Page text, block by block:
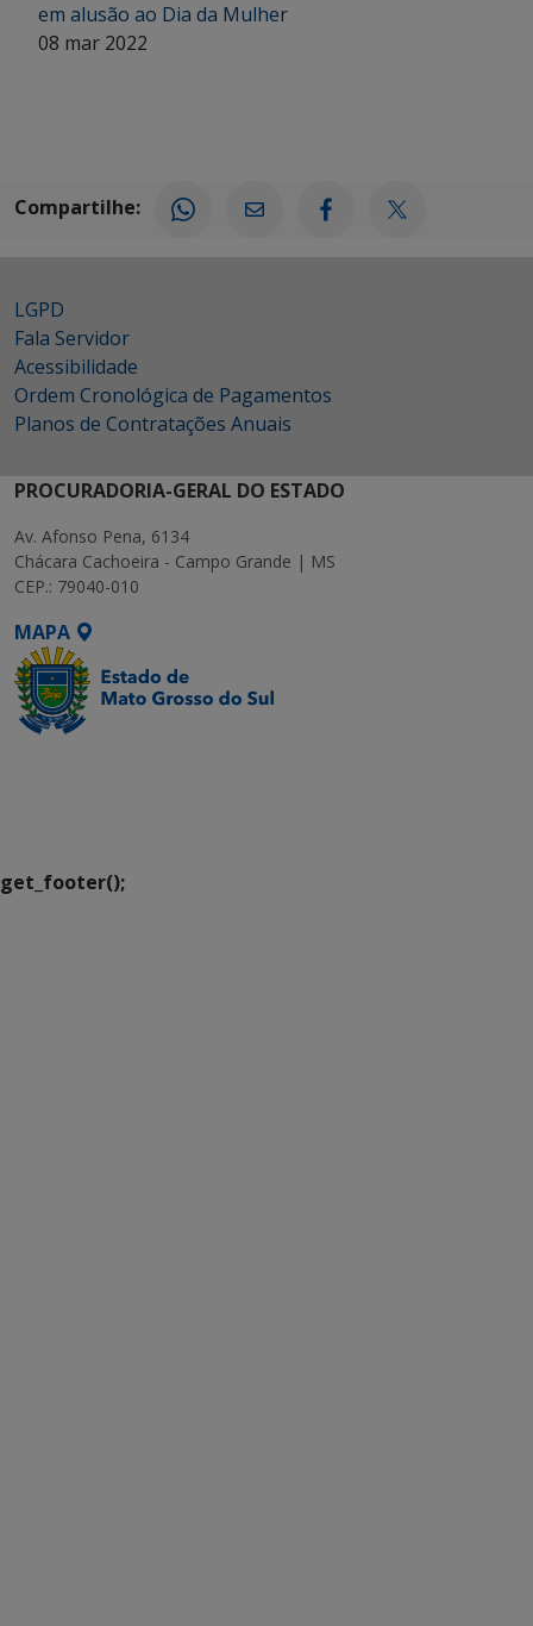
em alusão ao Dia da Mulher
08 mar 2022
Compartilhe:
LGPD
Fala Servidor
Acessibilidade
Ordem Cronológica de Pagamentos
Planos de Contratações Anuais
PROCURADORIA-GERAL DO ESTADO
Av. Afonso Pena, 6134
Chácara Cachoeira - Campo Grande | MS
CEP.: 79040-010
MAPA
get_footer();